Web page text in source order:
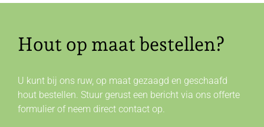
Hout op maat bestellen?
U kunt bij ons ruw, op maat gezaagd en geschaafd
hout bestellen. Stuur gerust een bericht via ons offerte
formulier of neem direct contactop.